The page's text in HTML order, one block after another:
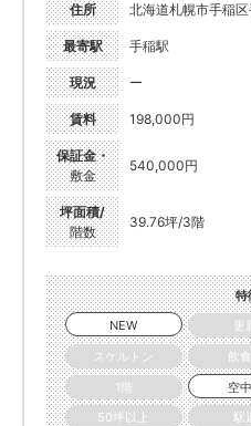
住所 北海道札幌市手稲
最寄駅 手稲駅
現況 ー
賃料 198,000円
保証金・
敷金
540,000円
坪面積/
階数
39.76坪/3階
特
NEW
更新
スケルトン
飲食
1階
空
50坪以上
駅